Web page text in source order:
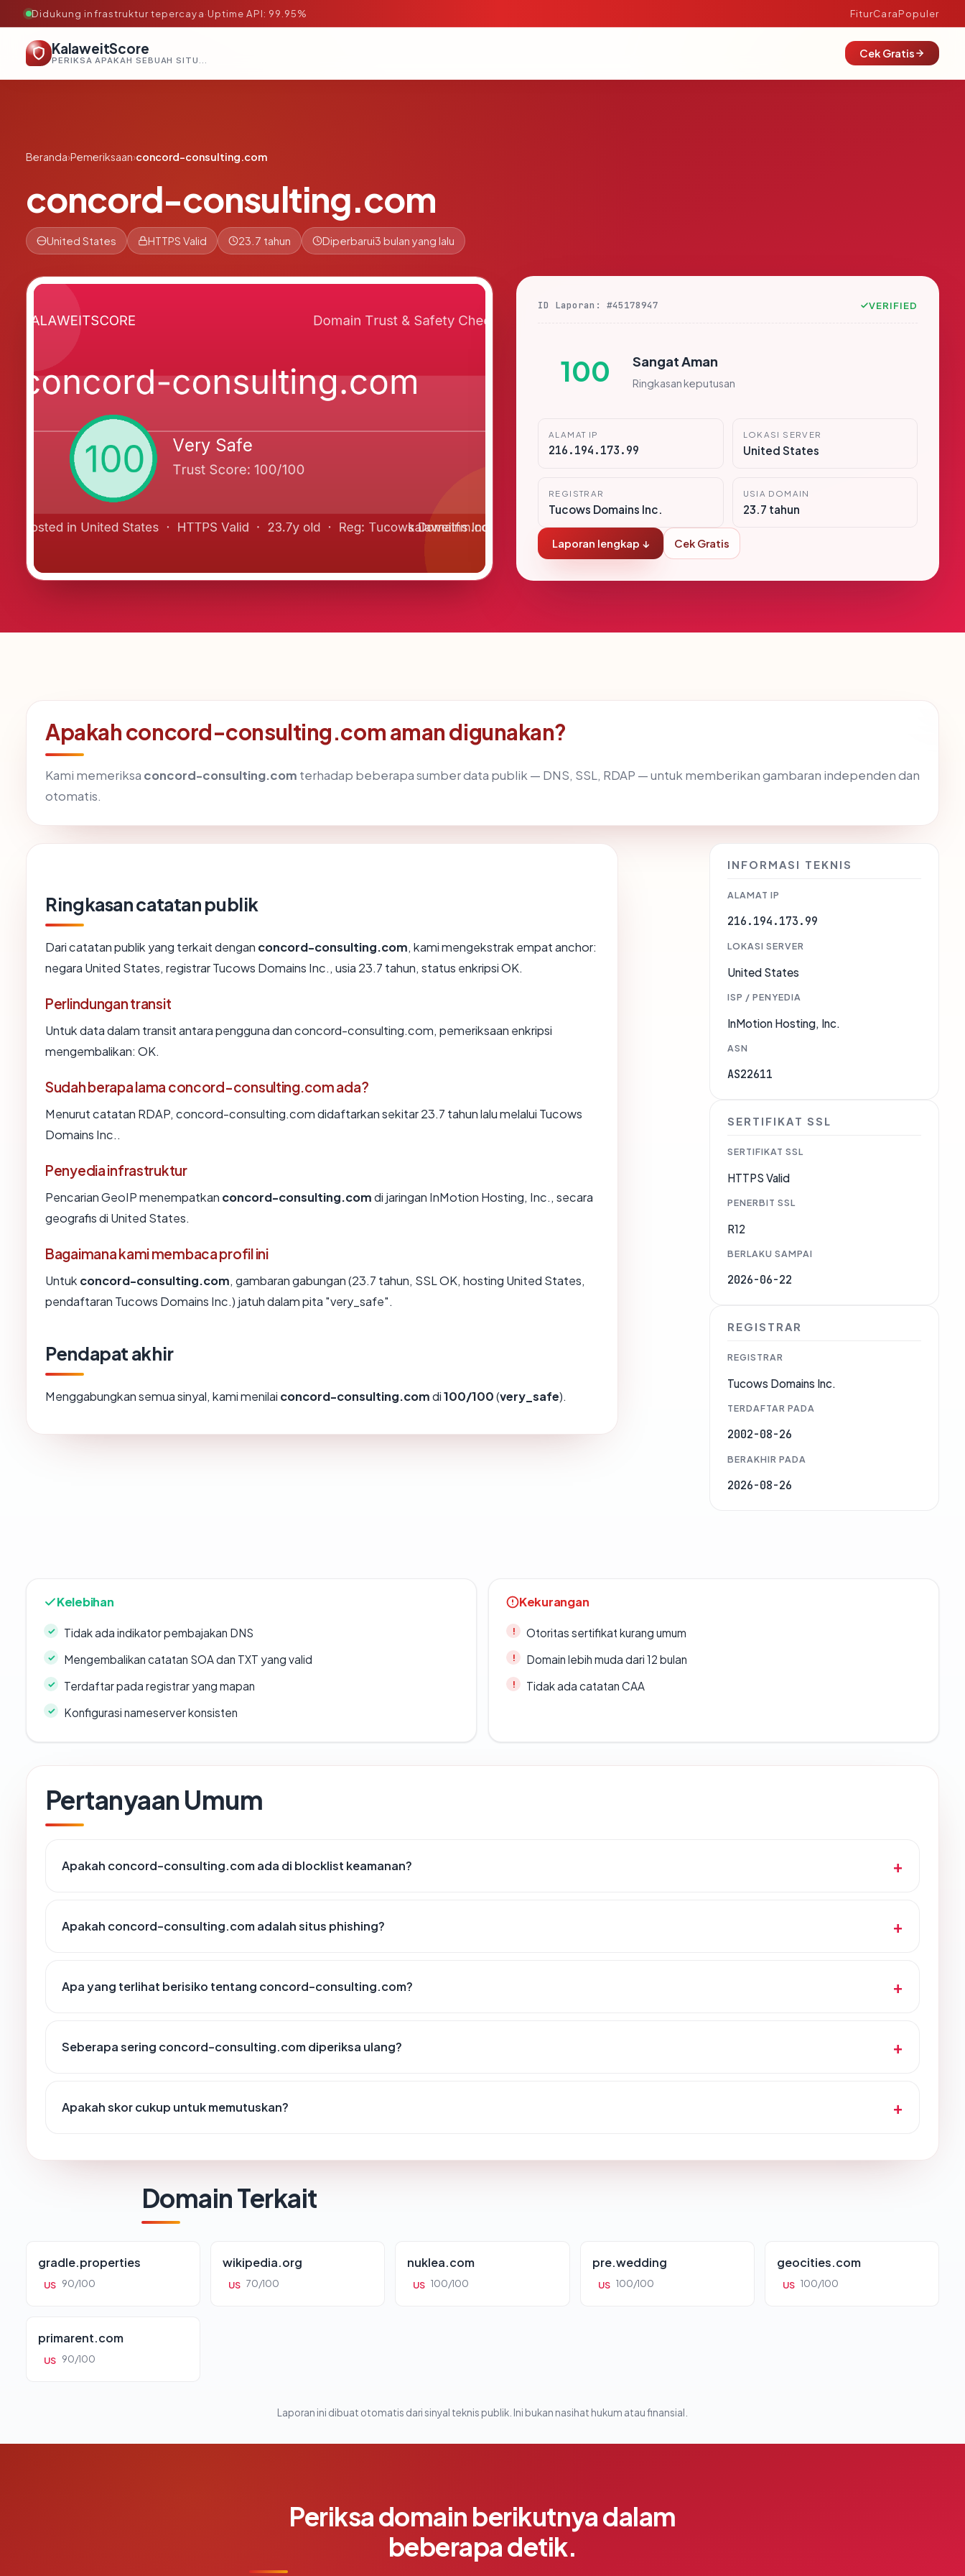
Didukung infrastruktur tepercaya·Uptime API: 99.95% FiturCaraPopuler
KalaweitScore
PERIKSA APAKAH SEBUAH SITUS AMAN, TEPERCAYA, DAN TERVERIFIKASI DALAM HITUNGAN DETIK.
Cek Gratis
Beranda›Pemeriksaan›concord-consulting.com
concord-consulting.com
United States HTTPS Valid 23.7 tahun Diperbarui3 bulan yang lalu
ID Laporan: #45178947 VERIFIED
100 Sangat Aman
Ringkasan keputusan
ALAMAT IP
216.194.173.99
LOKASI SERVER
United States
REGISTRAR
Tucows Domains Inc.
USIA DOMAIN
23.7 tahun
Laporan lengkap ↓ Cek Gratis
Apakah concord-consulting.com aman digunakan?
Kami memeriksa concord-consulting.com terhadap beberapa sumber data publik — DNS, SSL, RDAP — untuk memberikan gambaran independen dan
otomatis.
Ringkasan catatan publik
Dari catatan publik yang terkait dengan concord-consulting.com, kami mengekstrak empat anchor:
negara United States, registrar Tucows Domains Inc., usia 23.7 tahun, status enkripsi OK.
Perlindungan transit
Untuk data dalam transit antara pengguna dan concord-consulting.com, pemeriksaan enkripsi
mengembalikan: OK.
Sudah berapa lama concord-consulting.com ada?
Menurut catatan RDAP, concord-consulting.com didaftarkan sekitar 23.7 tahun lalu melalui Tucows
Domains Inc..
Penyedia infrastruktur
Pencarian GeoIP menempatkan concord-consulting.comdi jaringan InMotion Hosting, Inc., secara
geografis di United States.
Bagaimana kami membaca profil ini
Untuk concord-consulting.com, gambaran gabungan (23.7 tahun, SSL OK, hosting United States,
pendaftaran Tucows Domains Inc.) jatuh dalam pita "very_safe".
Pendapat akhir
Menggabungkan semua sinyal, kami menilai concord-consulting.comdi100/100(very_safe).
INFORMASI TEKNIS
ALAMAT IP
216.194.173.99
LOKASI SERVER
United States
ISP / PENYEDIA
InMotion Hosting, Inc.
ASN
AS22611
SERTIFIKAT SSL
SERTIFIKAT SSL
HTTPS Valid
PENERBIT SSL
R12
BERLAKU SAMPAI
2026-06-22
REGISTRAR
REGISTRAR
Tucows Domains Inc.
TERDAFTAR PADA
2002-08-26
BERAKHIR PADA
2026-08-26
Kelebihan
Tidak ada indikator pembajakan DNS
Mengembalikan catatan SOA dan TXT yang valid
Terdaftar pada registrar yang mapan
Konfigurasi nameserver konsisten
Kekurangan
Otoritas sertifikat kurang umum
Domain lebih muda dari 12 bulan
Tidak ada catatan CAA
Pertanyaan Umum
Apakah concord-consulting.com ada di blocklist keamanan?
Apakah concord-consulting.com adalah situs phishing?
Apa yang terlihat berisiko tentang concord-consulting.com?
Seberapa sering concord-consulting.com diperiksa ulang?
Apakah skor cukup untuk memutuskan?
Domain Terkait
gradle.properties
US 90/100
wikipedia.org
US 70/100
nuklea.com
US 100/100
pre.wedding
US 100/100
geocities.com
US 100/100
primarent.com
US 90/100
Laporan ini dibuat otomatis dari sinyal teknis publik. Ini bukan nasihat hukum atau finansial.
Periksa domain berikutnya dalam
beberapa detik.